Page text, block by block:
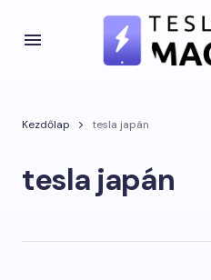
Kezdőlap tesla japán
tesla japán